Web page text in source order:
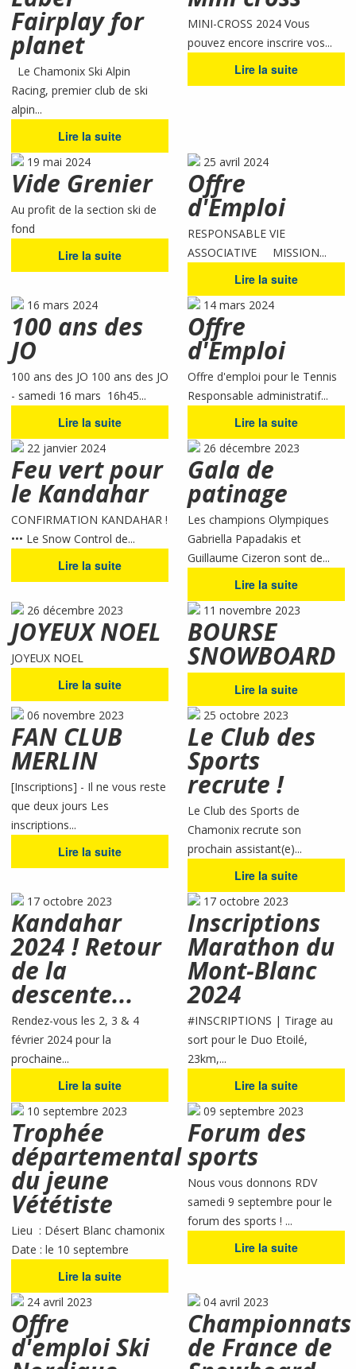
Fairplay for
planet
Le Chamonix Ski Alpin
Racing, premier club de ski
alpin...
Lire la suite
MINI-CROSS 2024 Vous
pouvez encore inscrire vos...
Lire la suite
19 mai 2024
Vide Grenier
Au profit de la section ski de
fond
Lire la suite
25 avril 2024
Offre
d'Emploi
RESPONSABLE VIE
ASSOCIATIVE MISSION...
Lire la suite
16 mars 2024
100 ans des
JO
100 ans des JO 100 ans des JO
- samedi 16 mars 16h45...
Lire la suite
14 mars 2024
Offre
d'Emploi
Offre d'emploi pour le Tennis
Responsable administratif...
Lire la suite
22 janvier 2024
Feu vert pour
le Kandahar
CONFIRMATION KANDAHAR !
••• Le Snow Control de...
Lire la suite
26 décembre 2023
Gala de
patinage
Les champions Olympiques
Gabriella Papadakis et
Guillaume Cizeron sont de...
Lire la suite
26 décembre 2023
JOYEUX NOEL
JOYEUX NOEL
Lire la suite
11 novembre 2023
BOURSE
SNOWBOARD
Lire la suite
06 novembre 2023
FAN CLUB
MERLIN
[Inscriptions] - Il ne vous reste
que deux jours Les
inscriptions...
Lire la suite
25 octobre 2023
Le Club des
Sports
recrute !
Le Club des Sports de
Chamonix recrute son
prochain assistant(e)...
Lire la suite
17 octobre 2023
Kandahar
2024 ! Retour
de la
descente...
Rendez-vous les 2, 3 & 4
février 2024 pour la
prochaine...
Lire la suite
17 octobre 2023
Inscriptions
Marathon du
Mont-Blanc
2024
#INSCRIPTIONS | Tirage au
sort pour le Duo Etoilé,
23km,...
Lire la suite
10 septembre 2023
Trophée
départemental
du jeune
Vététiste
Lieu : Désert Blanc chamonix
Date : le 10 septembre
Lire la suite
09 septembre 2023
Forum des
sports
Nous vous donnons RDV
samedi 9 septembre pour le
forum des sports ! ...
Lire la suite
24 avril 2023
Offre
d'emploi Ski
04 avril 2023
Championnats
de France de